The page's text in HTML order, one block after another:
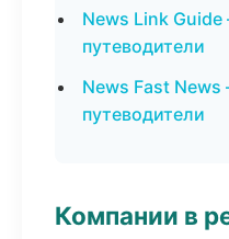
News Link
путеводители
News Fast
путеводители
Компании в